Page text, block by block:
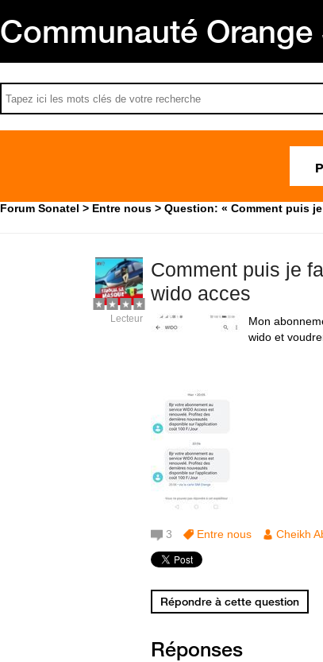
Communauté Orange
Forum Sonatel Entre nous Question: « Comment puis
Comment puis je
wido acces
Mon
wido et
Lecteur
3 Entre nous Cheikh
Répondre à cette question
Réponses